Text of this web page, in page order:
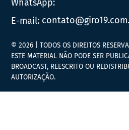
WhatsApp:
E-mail:
© 2026 | TODOS OS DIREITOS
ESTE MATERIAL NÃO PODE SER
BROADCAST, REESCRITO OU
AUTORIZAÇÃO.